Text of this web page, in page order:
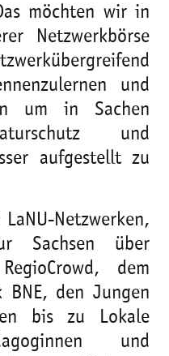
möchten wir in
Netzwerkbörse
und
um in Sachen
und
aufgestellt zu
Netzwerken,
Sachsen über
dem
BNE, den Jungen
bis zu Lokale
und